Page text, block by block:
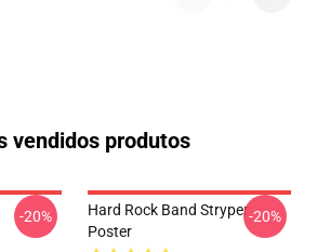
vendidos produtos
-20%
Hard Rock Band Stryper
Poster
-20%